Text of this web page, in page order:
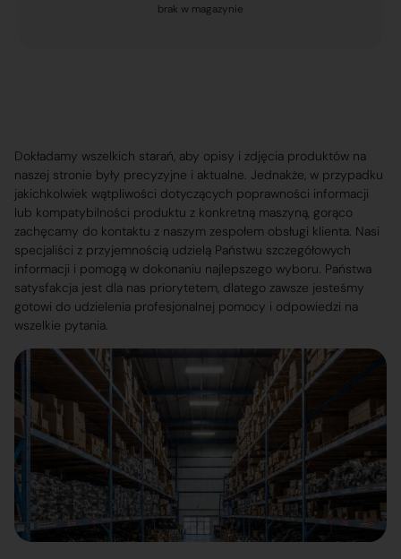
brak w magazynie
Dokładamy wszelkich starań, aby opisy i zdjęcia produktów na
naszej stronie były precyzyjne i aktualne. Jednakże, w przypadku
jakichkolwiek wątpliwości dotyczących poprawności informacji
lub kompatybilności produktu z konkretną maszyną, gorąco
zachęcamy do kontaktu z naszym zespołem obsługi klienta. Nasi
specjaliści z przyjemnością udzielą Państwu szczegółowych
informacji i pomogą w dokonaniu najlepszego wyboru. Państwa
satysfakcja jest dla nas priorytetem, dlatego zawsze jesteśmy
gotowi do udzielenia profesjonalnej pomocy i odpowiedzi na
wszelkie pytania.